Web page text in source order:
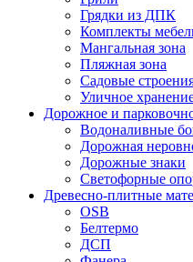
Грядки из ДПК
Комплекты
Мангальная зона
Пляжная зона
Садовые
Уличное
Дорожное и
Водоналивные
Дорожная
Дорожные знаки
Светофорные
Древесно-плитные
OSB
Белтермо
ДСП